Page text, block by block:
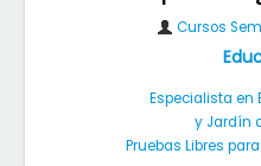
Cursos
Especialista en
y Jardín
Pruebas Libres